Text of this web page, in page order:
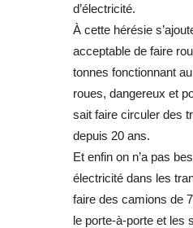
d’électricité.
À cette hérésie
acceptable de faire
tonnes fonctionnant
roues, dangereux et
sait faire circuler des
depuis 20 ans.
Et enfin on n’a pas
électricité dans les
faire des camions de
le porte-à-porte et les